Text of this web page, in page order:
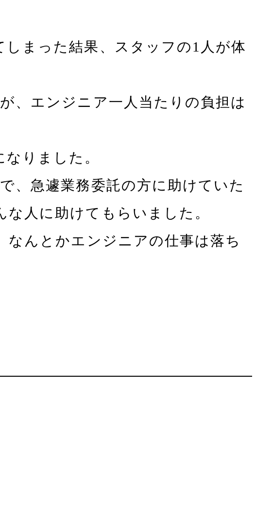
まった結果、スタッフの1⼈が体
、エンジニア⼀⼈当たりの負担は
りました。
、急遽業務委託の方に助けていた
人に助けてもらいました。
んとかエンジニアの仕事は落ち